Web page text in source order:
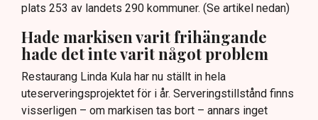
plats 253 av landets 290 kommuner. (Se artikel nedan)
Hade markisen varit frihängande
hade det inte varit något problem
Restaurang Linda Kula har nu ställt in hela
uteserveringsprojektet för i år. Serveringstillstånd finns
visserligen – om markisen tas bort – annars inget